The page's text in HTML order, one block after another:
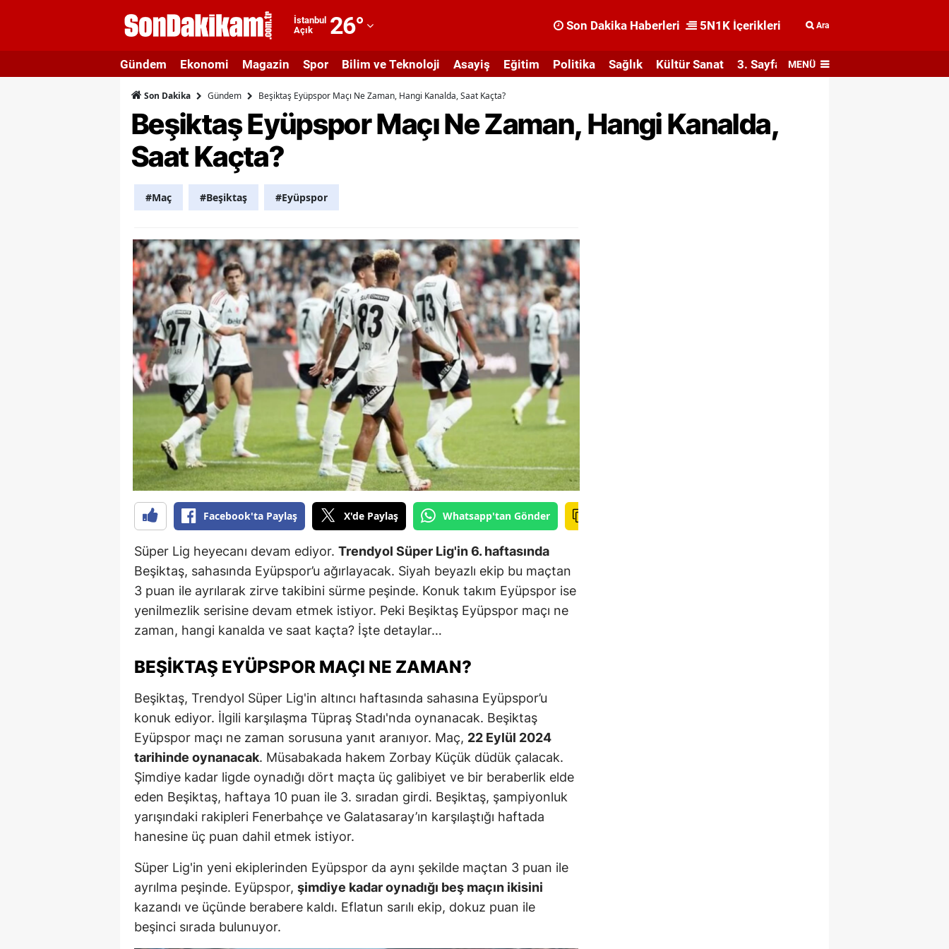
İstanbul
Açık
26°
Adıyaman
Afyonkarahisar
Ağrı
Ankara
Artvin
Aydın
Balıkesir
Bilecik
Bingöl
Bitlis
Bolu
Burdur
Bursa
Çanakkale
Çankırı
Çorum
Denizli
Diyarbakır
Erzincan
Erzurum
Eskişehir
Gaziantep
Giresun
Hakkari
Hatay
Son Dakika Haberleri 5N1K İçerikleri Ara
Gündem Ekonomi Magazin Spor Bilim ve Teknoloji Asayiş Eğitim Politika Sağlık Kültür Sanat 3. Sayfa MENÜ
Son Dakika Gündem Beşiktaş Eyüpspor Maçı Ne Zaman, Hangi Kanalda, Saat Kaçta?
Beşiktaş Eyüpspor Maçı Ne Zaman, Hangi Kanalda,
Saat Kaçta?
#Maç #Beşiktaş #Eyüpspor
Facebook'ta Paylaş X'de Paylaş Whatsapp'tan Gönder
Süper Lig heyecanı devam ediyor. Trendyol Süper Lig'in 6. haftasında
Beşiktaş, sahasında Eyüpspor’u ağırlayacak. Siyah beyazlı ekip bu maçtan
3 puan ile ayrılarak zirve takibini sürme peşinde. Konuk takım Eyüpspor ise
yenilmezlik serisine devam etmek istiyor. Peki Beşiktaş Eyüpspor maçı ne
zaman, hangi kanalda ve saat kaçta? İşte detaylar…
BEŞIKTAŞ EYÜPSPOR MAÇI NE ZAMAN?
Beşiktaş, Trendyol Süper Lig'in altıncı haftasında sahasına Eyüpspor’u
konuk ediyor. İlgili karşılaşma Tüpraş Stadı'nda oynanacak. Beşiktaş
Eyüpspor maçı ne zaman sorusuna yanıt aranıyor. Maç, 22 Eylül 2024
tarihinde oynanacak. Müsabakada hakem Zorbay Küçük düdük çalacak.
Şimdiye kadar ligde oynadığı dört maçta üç galibiyet ve bir beraberlik elde
eden Beşiktaş, haftaya 10 puan ile 3. sıradan girdi. Beşiktaş, şampiyonluk
yarışındaki rakipleri Fenerbahçe ve Galatasaray’ın karşılaştığı haftada
hanesine üç puan dahil etmek istiyor.
Süper Lig'in yeni ekiplerinden Eyüpspor da aynı şekilde maçtan 3 puan ile
ayrılma peşinde. Eyüpspor, şimdiye kadar oynadığı beş maçın ikisini
kazandı ve üçünde berabere kaldı. Eflatun sarılı ekip, dokuz puan ile
beşinci sırada bulunuyor.